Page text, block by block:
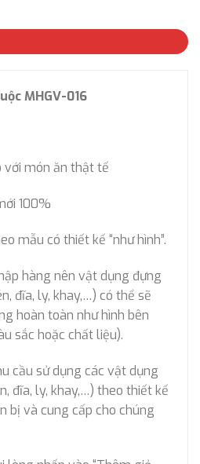
MHGV-016
với món ăn thật tế
100%
mẫu có thiết kế “như hình”.
hàng nên vật dụng đựng
đĩa, ly, khay,…) có thể sẽ
hoàn toàn như hình bên
sắc hoặc chất liệu).
cầu sử dụng các vật dụng
đĩa, ly, khay,…) theo thiết kế
bị và cung cấp cho chúng